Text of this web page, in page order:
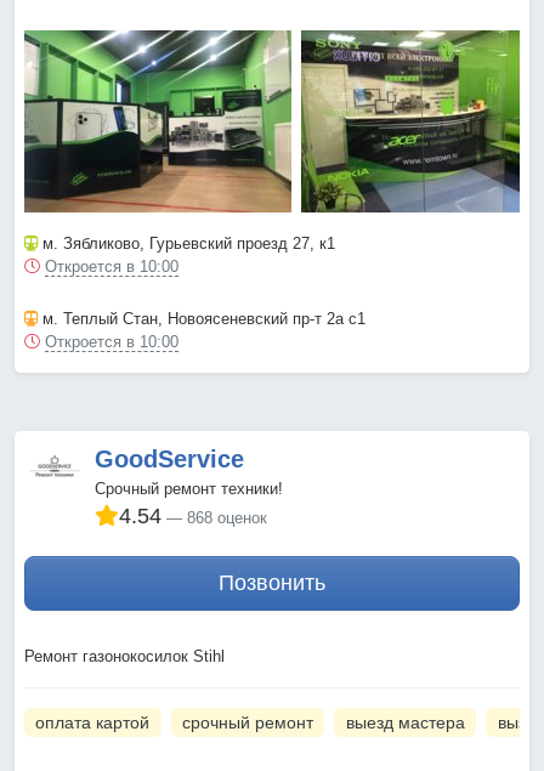
м. Зябликово, Гурьевский проезд 27, к1
Откроется в 10:00
м. Теплый Стан, Новоясеневский пр-т 2а с1
Откроется в 10:00
GoodService
Срочный ремонт техники!
4.54 868 оценок
Позвонить
Ремонт газонокосилок Stihl
оплата картой срочный ремонт выезд мастера